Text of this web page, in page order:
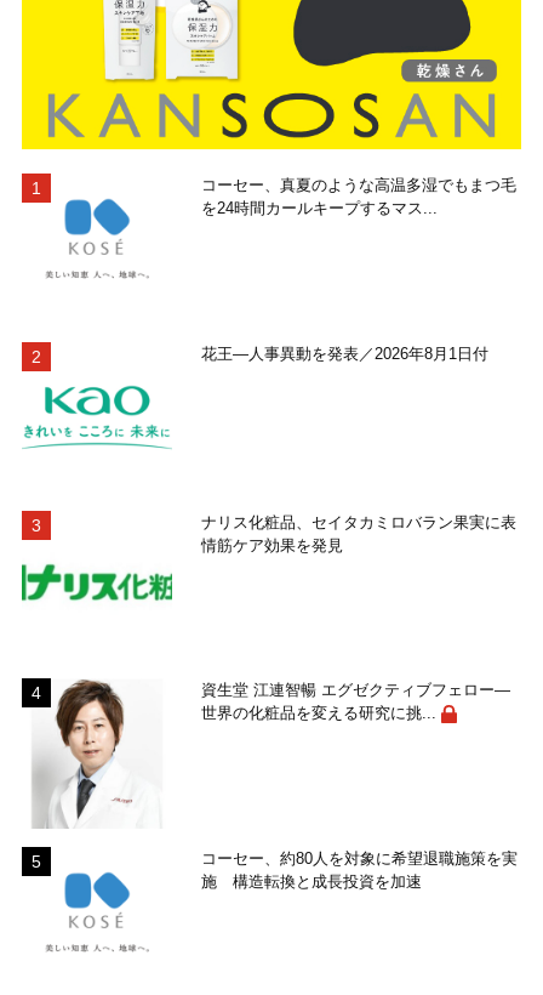
コーセー、真夏のような高温多湿でもまつ毛
を24時間カールキープするマス...
花王―人事異動を発表／2026年8月1日付
ナリス化粧品、セイタカミロバラン果実に表
情筋ケア効果を発見
資生堂 江連智暢 エグゼクティブフェロー―
世界の化粧品を変える研究に挑...
コーセー、約80人を対象に希望退職施策を実
施 構造転換と成長投資を加速